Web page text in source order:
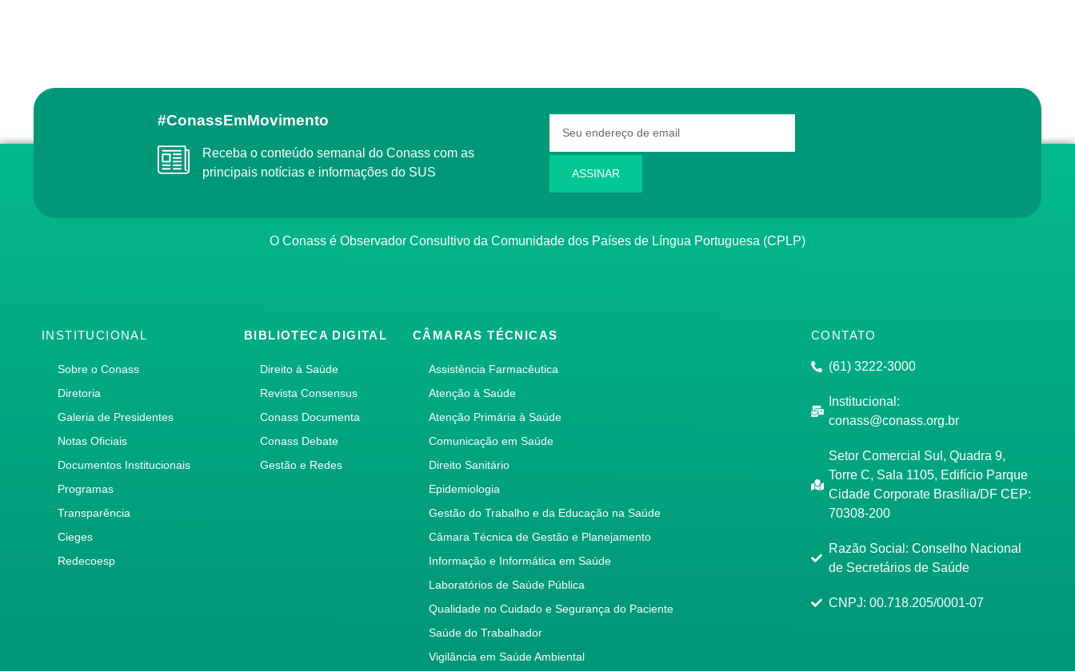
#ConassEmMovimento
Receba o conteúdo semanal do Conass com as
principais notícias e informações do SUS
ASSINAR
O Conass é Observador Consultivo da Comunidade dos Países de Língua Portuguesa (CPLP)
INSTITUCIONAL
Sobre o Conass
Diretoria
Galeria de Presidentes
Notas Oficiais
Documentos Institucionais
Programas
Transparência
Cieges
Redecoesp
BIBLIOTECA DIGITAL
Direito à Saúde
Revista Consensus
Conass Documenta
Conass Debate
Gestão e Redes
CÂMARAS TÉCNICAS
Assistência Farmacêutica
Atenção à Saúde
Atenção Primária à Saúde
Comunicação em Saúde
Direito Sanitário
Epidemiologia
Gestão do Trabalho e da Educação na Saúde
Câmara Técnica de Gestão e Planejamento
Informação e Informática em Saúde
Laboratórios de Saúde Pública
Qualidade no Cuidado e Segurança do Paciente
Saúde do Trabalhador
Vigilância em Saúde Ambiental
CONTATO
(61) 3222-3000
Institucional:
conass@conass.org.br
Setor Comercial Sul, Quadra 9,
Torre C, Sala 1105, Edifício Parque
Cidade Corporate Brasília/DF CEP:
70308-200
Razão Social: Conselho Nacional
de Secretários de Saúde
CNPJ: 00.718.205/0001-07